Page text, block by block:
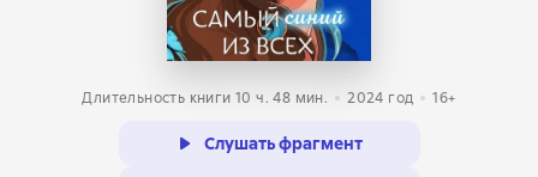
Длительность книги 10 ч. 48 мин. 2024 год 16+
Слушать фрагмент